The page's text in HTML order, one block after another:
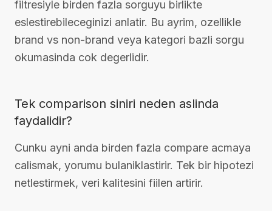
filtresiyle birden fazla sorguyu birlikte
eslestirebileceginizi anlatir. Bu ayrim, ozellikle
brand vs non-brand veya kategori bazli sorgu
okumasinda cok degerlidir.
Tek comparison siniri neden aslinda
faydalidir?
Cunku ayni anda birden fazla compare acmaya
calismak, yorumu bulaniklastirir. Tek bir hipotezi
netlestirmek, veri kalitesini fiilen artirir.